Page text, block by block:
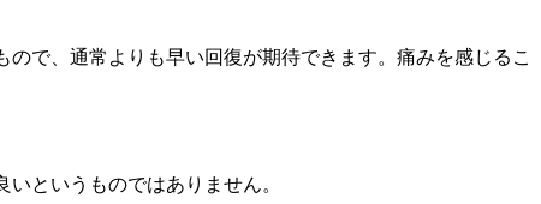
で、通常よりも早い回復が期待できます。痛みを感じるこ
というものではありません。